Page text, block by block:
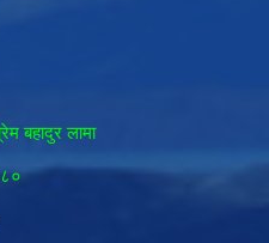
बहादुर लामा